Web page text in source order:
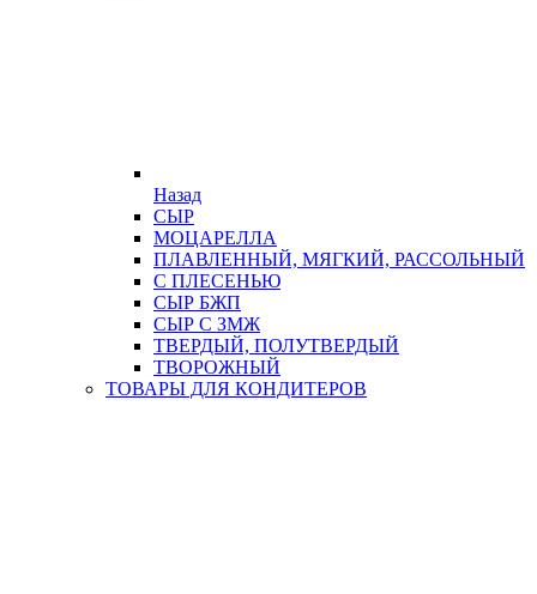
Назад
СЫР
МОЦАРЕЛЛА
ПЛАВЛЕННЫЙ, МЯГКИЙ, РАССОЛЬНЫЙ
С ПЛЕСЕНЬЮ
СЫР БЖП
СЫР С ЗМЖ
ТВЕРДЫЙ, ПОЛУТВЕРДЫЙ
ТВОРОЖНЫЙ
ТОВАРЫ ДЛЯ КОНДИТЕРОВ